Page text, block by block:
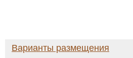
Варианты размещения